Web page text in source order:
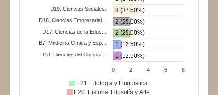
E21. Filología y Lingüística.
E20. Historia, Filosofía y Arte.
3 (37.50%)
2 (25.00%)
2 (25.00%)
1 (12.50%)
1 (12.50%)
D19. Ciencias Sociales.
D16. Ciencias Empresarial...
D17. Ciencias de la Educ...
B7. Medicina Clínica y Esp...
D18. Ciencias del Compor...
8
6
4
2
0